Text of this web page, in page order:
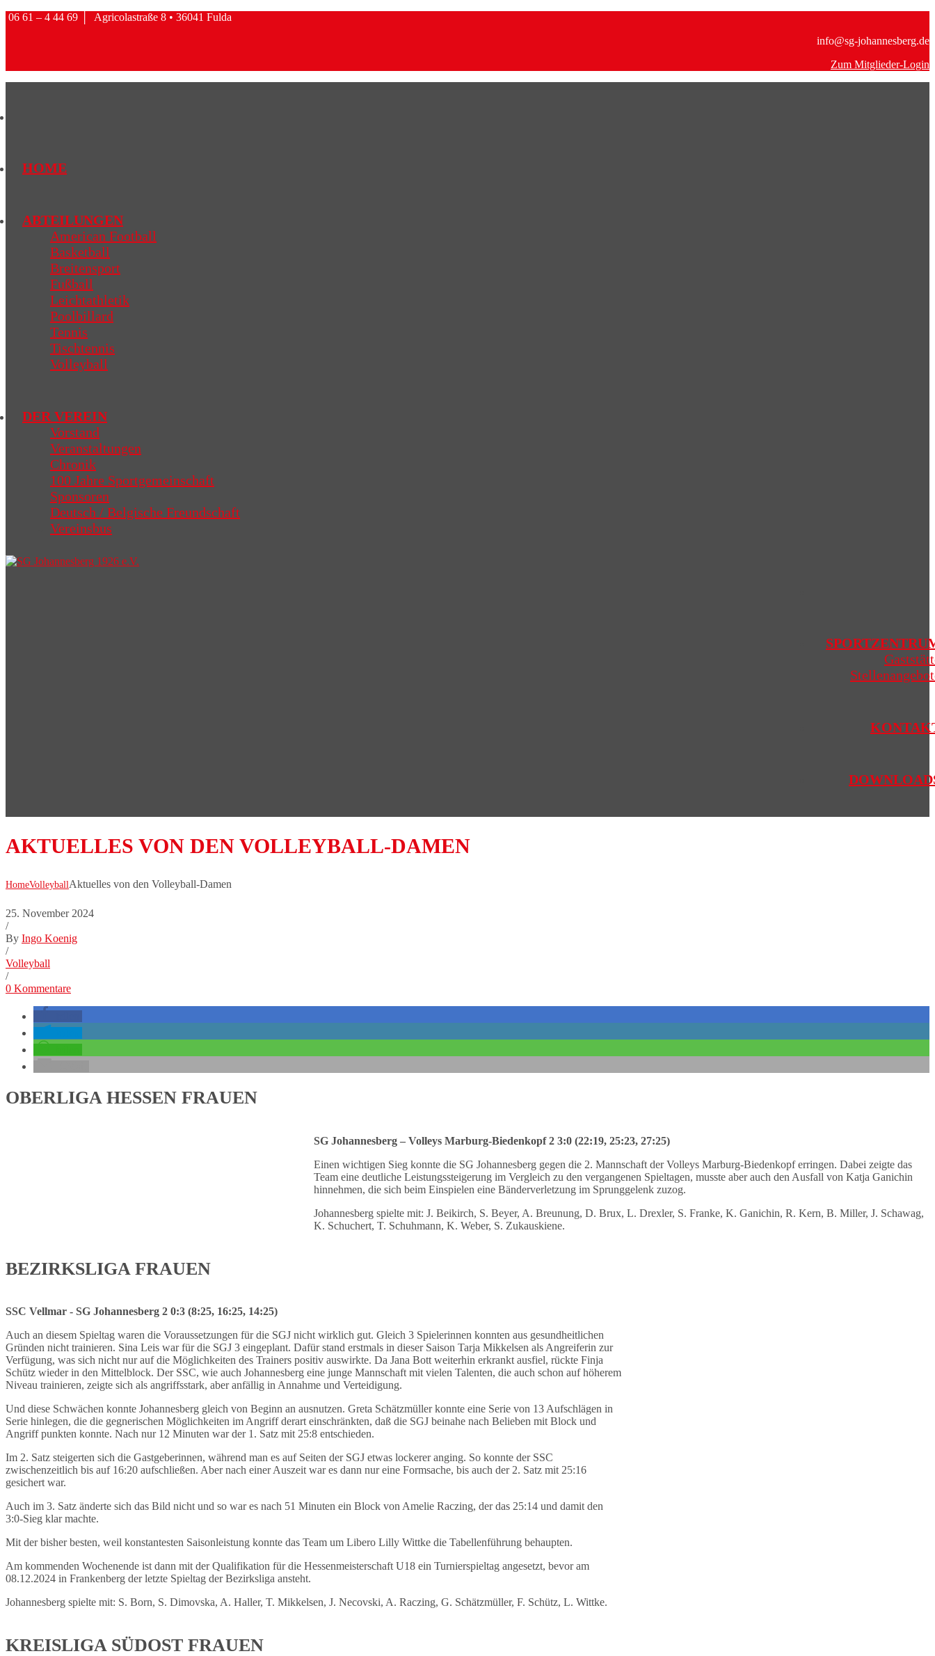
06 61 – 4 44 69
Agricolastraße 8 • 36041 Fulda
info@sg-johannesberg.de
Zum Mitglieder-Login
HOME
ABTEILUNGEN
American Football
Basketball
Breitensport
Fußball
Leichtathletik
Poolbillard
Tennis
Tischtennis
Volleyball
DER VEREIN
Vorstand
Veranstaltungen
Chronik
100 Jahre Sportgemeinschaft
Sponsoren
Deutsch / Belgische Freundschaft
Vereinsbus
AKTUELLES VON DEN VOLLEYBALL-DAMEN
HomeVolleyball Aktuelles von den Volleyball-Damen
25. November 2024
/
By Ingo Koenig
/
Volleyball
/
0 Kommentare
OBERLIGA HESSEN FRAUEN
SG Johannesberg – Volleys Marburg-Biedenkopf 2 3:0 (22:19, 25:23, 27:25)
Einen wichtigen Sieg konnte die SG Johannesberg gegen die 2. Mannschaft der Volleys Marburg-Biedenkopf erringen. Dabei zeigte das
Team eine deutliche Leistungssteigerung im Vergleich zu den vergangenen Spieltagen, musste aber auch den Ausfall von Katja Ganichin
hinnehmen, die sich beim Einspielen eine Bänderverletzung im Sprunggelenk zuzog.
Johannesberg spielte mit: J. Beikirch, S. Beyer, A. Breunung, D. Brux, L. Drexler, S. Franke, K. Ganichin, R. Kern, B. Miller, J. Schawag,
K. Schuchert, T. Schuhmann, K. Weber, S. Zukauskiene.
BEZIRKSLIGA FRAUEN
SSC Vellmar - SG Johannesberg 2 0:3 (8:25, 16:25, 14:25)
Auch an diesem Spieltag waren die Voraussetzungen für die SGJ nicht wirklich gut. Gleich 3 Spielerinnen konnten aus gesundheitlichen
Gründen nicht trainieren. Sina Leis war für die SGJ 3 eingeplant. Dafür stand erstmals in dieser Saison Tarja Mikkelsen als Angreiferin zur
Verfügung, was sich nicht nur auf die Möglichkeiten des Trainers positiv auswirkte. Da Jana Bott weiterhin erkrankt ausfiel, rückte Finja
Schütz wieder in den Mittelblock. Der SSC, wie auch Johannesberg eine junge Mannschaft mit vielen Talenten, die auch schon auf höherem
Niveau trainieren, zeigte sich als angriffsstark, aber anfällig in Annahme und Verteidigung.
Und diese Schwächen konnte Johannesberg gleich von Beginn an ausnutzen. Greta Schätzmüller konnte eine Serie von 13 Aufschlägen in
Serie hinlegen, die die gegnerischen Möglichkeiten im Angriff derart einschränkten, daß die SGJ beinahe nach Belieben mit Block und
Angriff punkten konnte. Nach nur 12 Minuten war der 1. Satz mit 25:8 entschieden.
Im 2. Satz steigerten sich die Gastgeberinnen, während man es auf Seiten der SGJ etwas lockerer anging. So konnte der SSC
zwischenzeitlich bis auf 16:20 aufschließen. Aber nach einer Auszeit war es dann nur eine Formsache, bis auch der 2. Satz mit 25:16
gesichert war.
Auch im 3. Satz änderte sich das Bild nicht und so war es nach 51 Minuten ein Block von Amelie Raczing, der das 25:14 und damit den
3:0-Sieg klar machte.
Mit der bisher besten, weil konstantesten Saisonleistung konnte das Team um Libero Lilly Wittke die Tabellenführung behaupten.
Am kommenden Wochenende ist dann mit der Qualifikation für die Hessenmeisterschaft U18 ein Turnierspieltag angesetzt, bevor am
08.12.2024 in Frankenberg der letzte Spieltag der Bezirksliga ansteht.
Johannesberg spielte mit: S. Born, S. Dimovska, A. Haller, T. Mikkelsen, J. Necovski, A. Raczing, G. Schätzmüller, F. Schütz, L. Wittke.
KREISLIGA SÜDOST FRAUEN